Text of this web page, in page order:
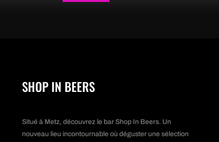
SHOP IN BEERS
Situé à Metz, découvrez le bar Shop In Beers. Un
nouveau lieu incontournable où déguster une sélection